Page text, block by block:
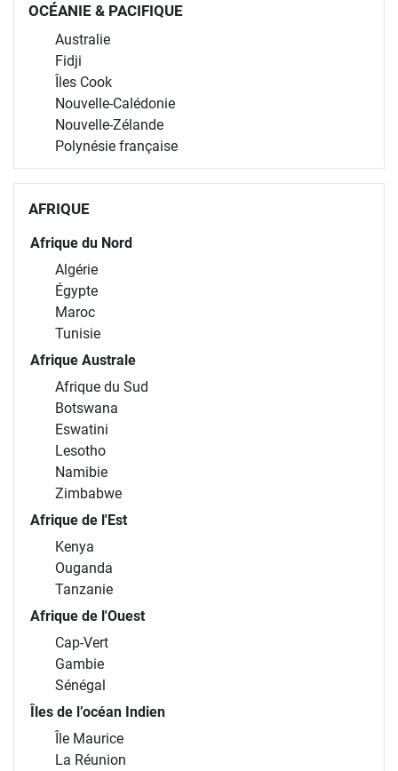
OCÉANIE & PACIFIQUE
Australie
Fidji
Îles Cook
Nouvelle-Calédonie
Nouvelle-Zélande
Polynésie française
AFRIQUE
Afrique du Nord
Algérie
Égypte
Maroc
Tunisie
Afrique Australe
Afrique du Sud
Botswana
Eswatini
Lesotho
Namibie
Zimbabwe
Afrique de l'Est
Kenya
Ouganda
Tanzanie
Afrique de l'Ouest
Cap-Vert
Gambie
Sénégal
Îles de l’océan Indien
Île Maurice
La Réunion